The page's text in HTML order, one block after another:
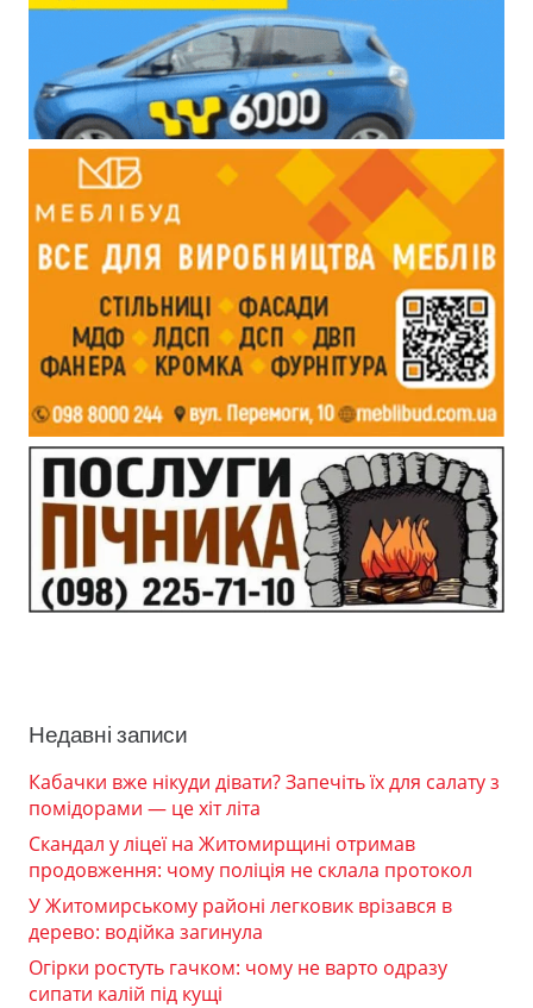
Недавні записи
Кабачки вже нікуди дівати? Запечіть їх для салату з
помідорами — це хіт літа
Скандал у ліцеї на Житомирщині отримав
продовження: чому поліція не склала протокол
У Житомирському районі легковик врізався в
дерево: водійка загинула
Огірки ростуть гачком: чому не варто одразу
сипати калій під кущі